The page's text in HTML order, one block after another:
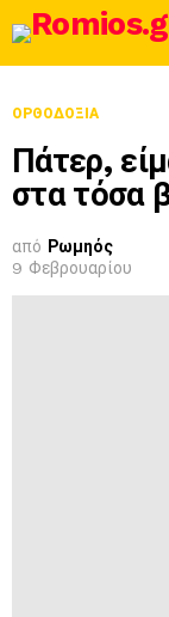
ΟΡΘΟΔΟΞΊΑ
Πάτερ,
στα τόσα
από Ρωμηός
9 Φεβρουαρίου